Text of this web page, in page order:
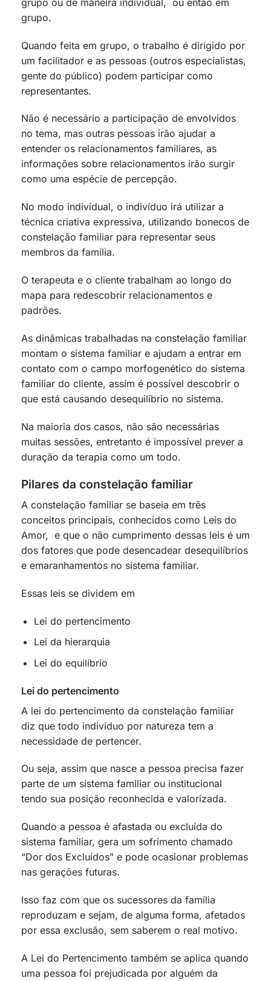
grupo.
Quando feita em grupo, o trabalho é dirigido por
um facilitador e as pessoas (outros especialistas,
gente do público) podem participar como
representantes.
Não é necessário a participação de envolvidos
no tema, mas outras pessoas irão ajudar a
entender os relacionamentos familiares, as
informações sobre relacionamentos irão surgir
como uma espécie de percepção.
No modo individual, o indivíduo irá utilizar a
técnica criativa expressiva, utilizando bonecos de
constelação familiar para representar seus
membros da família.
O terapeuta e o cliente trabalham ao longo do
mapa para redescobrir relacionamentos e
padrões.
As dinâmicas trabalhadas na constelação familiar
montam o sistema familiar e ajudam a entrar em
contato com o campo morfogenético do sistema
familiar do cliente, assim é possível descobrir o
que está causando desequilíbrio no sistema.
Na maioria dos casos, não são necessárias
muitas sessões, entretanto é impossível prever a
duração da terapia como um todo.
Pilares da constelação familiar
A constelação familiar se baseia em três
conceitos principais, conhecidos como Leis do
Amor, e que o não cumprimento dessas leis é um
dos fatores que pode desencadear desequilíbrios
e emaranhamentos no sistema familiar.
Essas leis se dividem em
Lei do pertencimento
Lei da hierarquia
Lei do equilíbrio
Lei do pertencimento
A lei do pertencimento da constelação familiar
diz que todo indivíduo por natureza tem a
necessidade de pertencer.
Ou seja, assim que nasce a pessoa precisa fazer
parte de um sistema familiar ou institucional
tendo sua posição reconhecida e valorizada.
Quando a pessoa é afastada ou excluída do
sistema familiar, gera um sofrimento chamado
“Dor dos Excluídos” e pode ocasionar problemas
nas gerações futuras.
Isso faz com que os sucessores da família
reproduzam e sejam, de alguma forma, afetados
por essa exclusão, sem saberem o real motivo.
A Lei do Pertencimento também se aplica quando
uma pessoa foi prejudicada por alguém da